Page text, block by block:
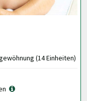
(14 Einheiten)